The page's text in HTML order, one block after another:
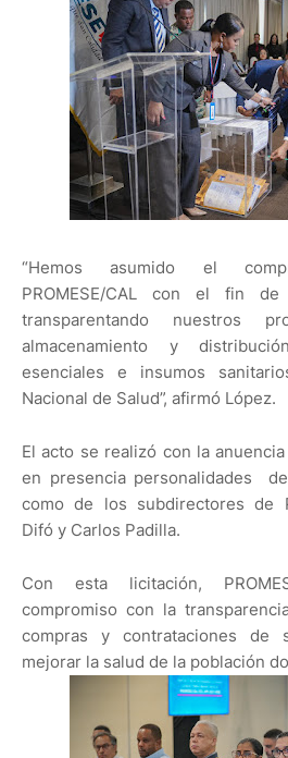
“Hemos asumido el
PROMESE/CAL con el fin
transparentando nuestros
almacenamiento y
esenciales e insumos
Nacional de Salud”, afirmó López.
El acto se realizó con la
en presencia personalidades
como de los subdirectores de
Difó y Carlos Padilla.
Con esta licitación,
compromiso con la
compras y contrataciones de
mejorar la salud de la población